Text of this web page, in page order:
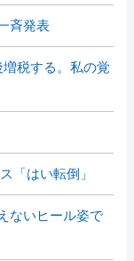
斉発表
増税する。私の覚
「はい転倒」
ないヒール姿で